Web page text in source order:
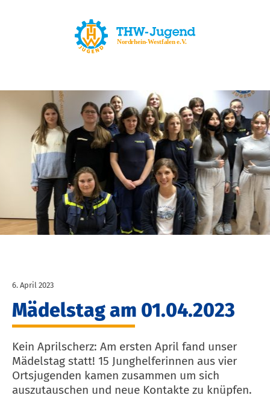
6. April 2023
Mädelstag am 01.04.2023
Kein Aprilscherz: Am ersten April fand unser
Mädelstag statt! 15 Junghelferinnen aus vier
Ortsjugenden kamen zusammen um sich
auszutauschen und neue Kontakte zu knüpfen.